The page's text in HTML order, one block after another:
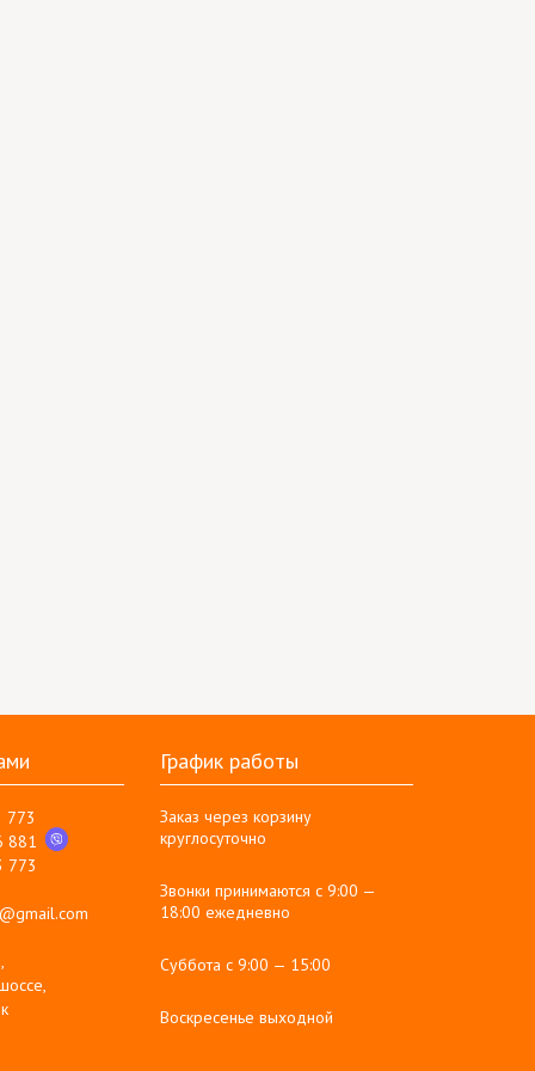
773
881
773
График работы
Заказ через корзину
круглосуточно
Звонки принимаются с 9:00 —
18:00 ежедневно
Суббота с 9:00 — 15:00
Воскресенье выходной